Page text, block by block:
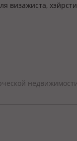
визажиста,